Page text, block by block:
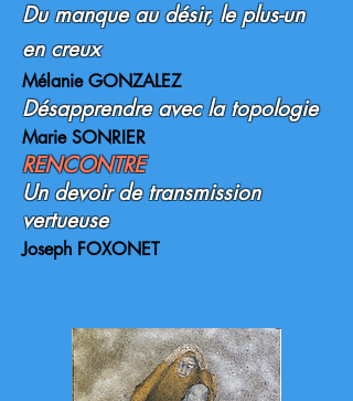
Du manque au désir, le plus-un
en creux
Mélanie GONZALEZ
Désapprendre avec la topologie
Marie SONRIER
RENCONTRE
Un devoir de transmission
vertueuse
Joseph FOXONET